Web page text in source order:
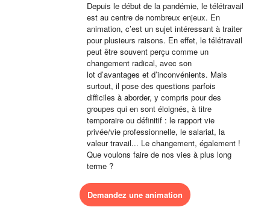
Depuis le début de la pandémie, le télétravail
est au centre de nombreux enjeux. En
animation, c’est un sujet intéressant à traiter
pour plusieurs raisons. En effet, le télétravail
peut être souvent perçu comme un
changement radical, avec son
lot d’avantages et d’inconvénients. Mais
surtout, il pose des questions parfois
difficiles à aborder, y compris pour des
groupes qui en sont éloignés, à titre
temporaire ou définitif : le rapport vie
privée/vie professionnelle, le salariat, la
valeur travail... Le changement, également !
Que voulons faire de nos vies à plus long
terme ?
Demandez une animation